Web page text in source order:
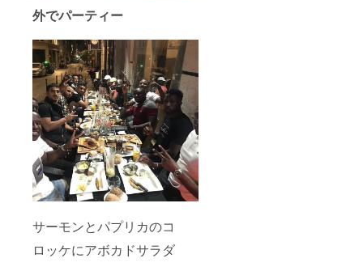
外でパーティー
サーモンとパプリカのコ
ロッケにアボカドサラダ